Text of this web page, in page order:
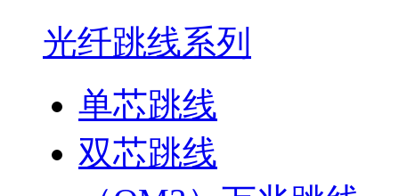
光纤跳线系列
单芯跳线
双芯跳线